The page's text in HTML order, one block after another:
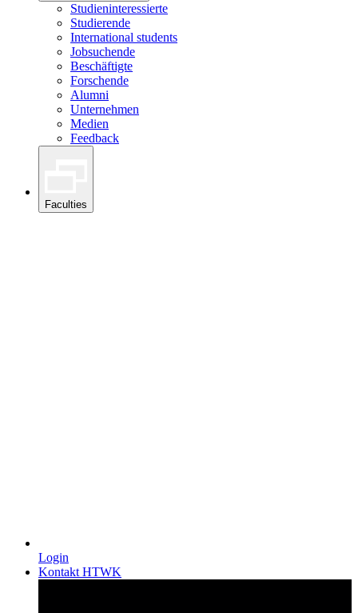
Studieninteressierte
Studierende
International students
Jobsuchende
Beschäftigte
Forschende
Alumni
Unternehmen
Medien
Feedback
Faculties
Login
Kontakt HTWK